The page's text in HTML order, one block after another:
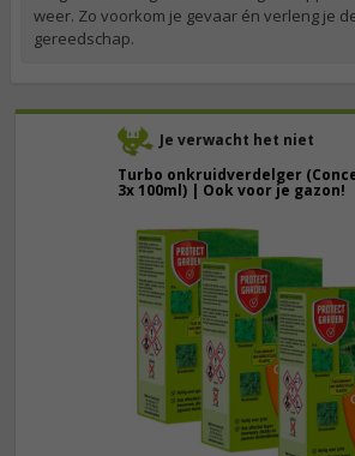
Je verwacht het niet
Turbo onkruidverdelger
3x 100ml) | Ook voor je gazon!
weer. Zo voorkom je gevaar én verleng je
gereedschap.